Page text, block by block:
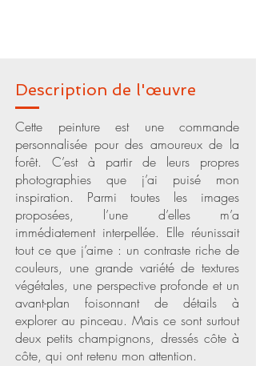
Description de l'œuvre
Cette peinture est une commande
personnalisée pour des amoureux de la
forêt. C’est à partir de leurs propres
photographies que j’ai puisé mon
inspiration. Parmi toutes les images
proposées, l’une d’elles m’a
immédiatement interpellée. Elle réunissait
tout ce que j’aime : un contraste riche de
couleurs, une grande variété de textures
végétales, une perspective profonde et un
avant-plan foisonnant de détails à
explorer au pinceau. Mais ce sont surtout
deux petits champignons, dressés côte à
côte, qui ont retenu mon attention.